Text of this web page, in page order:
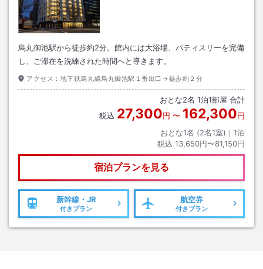
烏丸御池駅から徒歩約2分。館内には大浴場、パティスリーを完備
し、ご滞在を洗練された時間へと導きます。
アクセス： 地下鉄烏丸線烏丸御池駅１番出口→徒歩約２分
おとな2名 1泊1部屋 合計
税込 27,300円 〜 162,300円
おとな1名 (2名1室)｜ 1泊
税込 13,650円〜81,150円
宿泊プランを見る
新幹線・JR
付きプラン
航空券
付きプラン